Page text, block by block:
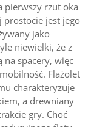
pierwszy rzut oka
jest jego
jako
niewielki, że z
na spacery, więc
Flażolet
charakteryzuje
a drewniany
gry. Choć